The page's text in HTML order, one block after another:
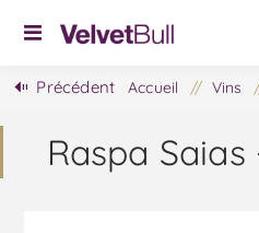
Précédent Accueil / Vins
Raspa